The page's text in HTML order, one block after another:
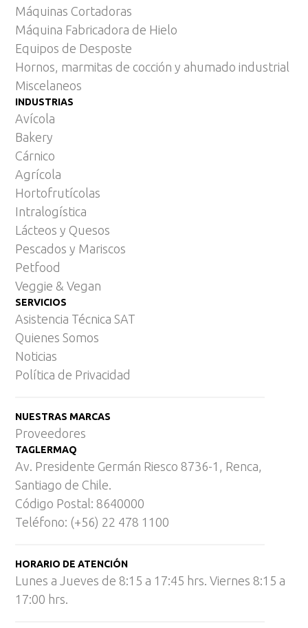
Máquinas Cortadoras
Máquina Fabricadora de Hielo
Equipos de Desposte
Hornos, marmitas de cocción y ahumado industrial
Miscelaneos
INDUSTRIAS
Avícola
Bakery
Cárnico
Agrícola
Hortofrutícolas
Intralogística
Lácteos y Quesos
Pescados y Mariscos
Petfood
Veggie & Vegan
SERVICIOS
Asistencia Técnica SAT
Quienes Somos
Noticias
Política de Privacidad
NUESTRAS MARCAS
Proveedores
TAGLERMAQ
Av. Presidente Germán Riesco 8736-1, Renca,
Santiago de Chile.
Código Postal: 8640000
Teléfono: (+56) 22 478 1100
HORARIO DE ATENCIÓN
Lunes a Jueves de 8:15 a 17:45 hrs. Viernes 8:15 a
17:00 hrs.